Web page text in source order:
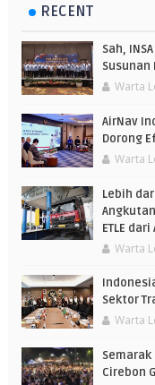
RECENT
Sah,
Susunan
Warta
AirNav
Dorong
Warta
Lebih
ETLE
Warta
Sektor
Warta
Semarak
Cirebon